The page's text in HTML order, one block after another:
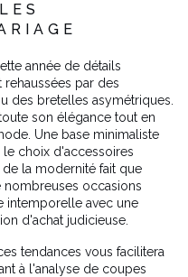
année de détails
par des
des bretelles asymétriques.
son élégance tout en
Une base minimaliste
choix d'accessoires
la modernité fait que
occasions
intemporelle avec une
d'achat judicieuse.
tendances vous facilitera
à l'analyse de coupes